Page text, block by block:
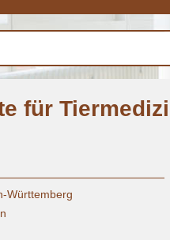
für
Württemberg